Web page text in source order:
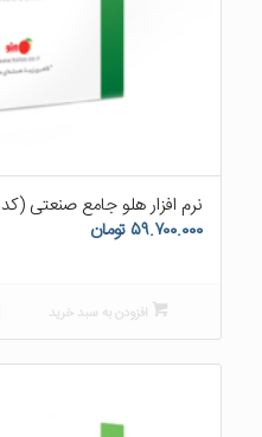
نرم افزار هلو جامع صنعتی (کد ۴۲)
۵۹.۷۰۰.۰۰۰ تومان
افزودن به سبد خرید